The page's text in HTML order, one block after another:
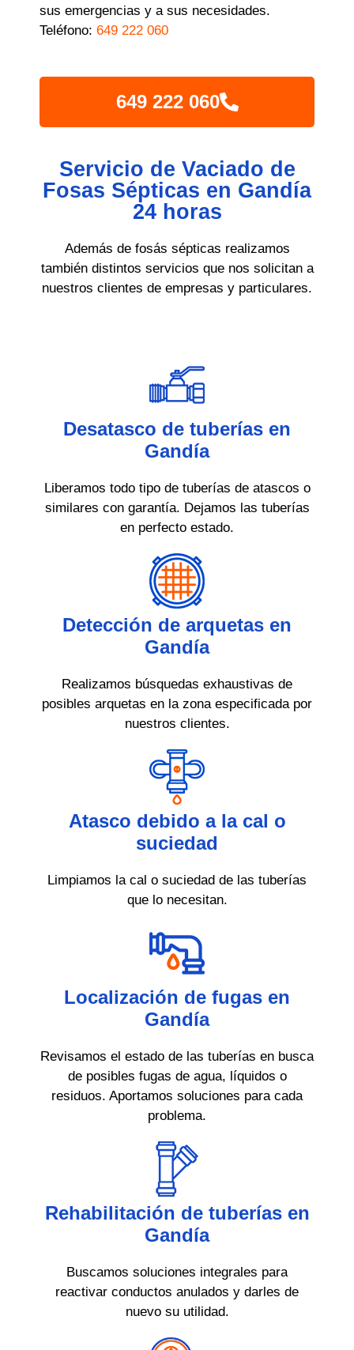
sus emergencias y a sus necesidades.
Teléfono: 649 222 060
649 222 060
Servicio de Vaciado de
Fosas Sépticas en Gandía
24 horas
Además de fosás sépticas realizamos
también distintos servicios que nos solicitan a
nuestros clientes de empresas y particulares.
Desatasco de tuberías en
Gandía
Liberamos todo tipo de tuberías de atascos o
similares con garantía. Dejamos las tuberías
en perfecto estado.
Detección de arquetas en
Gandía
Realizamos búsquedas exhaustivas de
posibles arquetas en la zona especificada por
nuestros clientes.
Atasco debido a la cal o
suciedad
Limpiamos la cal o suciedad de las tuberías
que lo necesitan.
Localización de fugas en
Gandía
Revisamos el estado de las tuberías en busca
de posibles fugas de agua, líquidos o
residuos. Aportamos soluciones para cada
problema.
Rehabilitación de tuberías en
Gandía
Buscamos soluciones integrales para
reactivar conductos anulados y darles de
nuevo su utilidad.